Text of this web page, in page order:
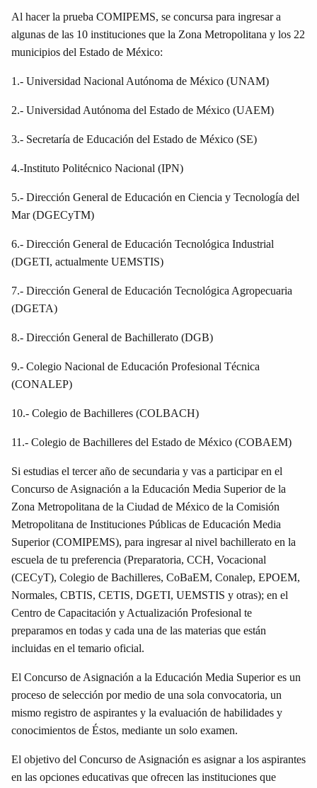
Al hacer la prueba COMIPEMS, se concursa para ingresar a
algunas de las 10 instituciones que la Zona Metropolitana y los 22
municipios del Estado de México:
1.- Universidad Nacional Autónoma de México (UNAM)
2.- Universidad Autónoma del Estado de México (UAEM)
3.- Secretaría de Educación del Estado de México (SE)
4.-Instituto Politécnico Nacional (IPN)
5.- Dirección General de Educación en Ciencia y Tecnología del
Mar (DGECyTM)
6.- Dirección General de Educación Tecnológica Industrial
(DGETI, actualmente UEMSTIS)
7.- Dirección General de Educación Tecnológica Agropecuaria
(DGETA)
8.- Dirección General de Bachillerato (DGB)
9.- Colegio Nacional de Educación Profesional Técnica
(CONALEP)
10.- Colegio de Bachilleres (COLBACH)
11.- Colegio de Bachilleres del Estado de México (COBAEM)
Si estudias el tercer año de secundaria y vas a participar en el
Concurso de Asignación a la Educación Media Superior de la
Zona Metropolitana de la Ciudad de México de la Comisión
Metropolitana de Instituciones Públicas de Educación Media
Superior (COMIPEMS), para ingresar al nivel bachillerato en la
escuela de tu preferencia (Preparatoria, CCH, Vocacional
(CECyT), Colegio de Bachilleres, CoBaEM, Conalep, EPOEM,
Normales, CBTIS, CETIS, DGETI, UEMSTIS y otras); en el
Centro de Capacitación y Actualización Profesional te
preparamos en todas y cada una de las materias que están
incluidas en el temario oficial.
El Concurso de Asignación a la Educación Media Superior es un
proceso de selección por medio de una sola convocatoria, un
mismo registro de aspirantes y la evaluación de habilidades y
conocimientos de Éstos, mediante un solo examen.
El objetivo del Concurso de Asignación es asignar a los aspirantes
en las opciones educativas que ofrecen las instituciones que